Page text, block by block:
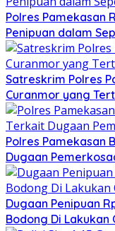
Polres Pamekasan
Penipuan dalam
Satreskrim Polres
Curanmor yang
Polres Pamekasan
Dugaan
Dugaan Penipuan
Bodong Di Lakukan